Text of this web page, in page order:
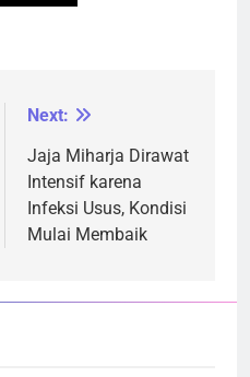
Next:
Jaja Miharja Dirawat
Intensif karena
Infeksi Usus, Kondisi
Mulai Membaik